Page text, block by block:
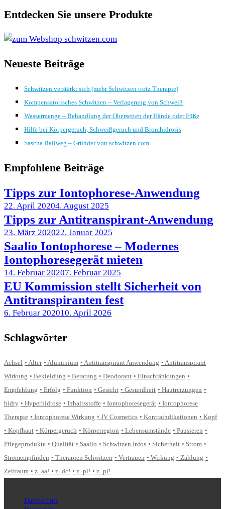
Entdecken Sie unsere Produkte
Neueste Beiträge
Schwitzen verstärkt sich (mehr Schwitzen trotz Therapie)
Kompensatorisches Schwitzen – Verlagerung von Schweiß
Wassermenge – Behandlung der Oberseiten der Hände oder Füße
Hilfe bei Körpergeruch, Schweißgeruch und Bromhidrosis
Sascha Ballweg – Gründer von schwitzen.com
Empfohlene Beiträge
Tipps zur Iontophorese-Anwendung
22. April 20204. August 2025
Tipps zur Antitranspirant-Anwendung
23. März 202022. Januar 2025
Saalio Iontophorese – Modernes
Iontophoresegerät mieten
14. Februar 20207. Februar 2025
EU Kommission stellt Sicherheit von
Antitranspiranten fest
6. Februar 202010. April 2026
Schlagwörter
Achsel Alter Aluminium Antitranspirant Anwendung
Antitranspirant
Wirkung
Bekleidung Beratung Deodorant
Einschränkungen
Empfehlung
Erfolg Funktion Gesicht Gesundheit
Hautreizungen
hidry
Hyperhidrose Inhaltsstoffe Iontophoresegerät
Iontophorese
Therapie
Iontophorese Wirkung JV Cosmetics Kontraindikationen
Kopf
Kopfhaut
Körpergeruch Körperregion Lebensumstände
Pausieren
Pflegeprodukte
Qualität Saalio Schwitzen Infos Sicherheit
Strom
Stromempfinden
Therapien Schwitzen Vertrauen Wirkung
Zahlung
Zeitraum
z_aa! z_dc! z_pi! z_pl!
Datenschutz